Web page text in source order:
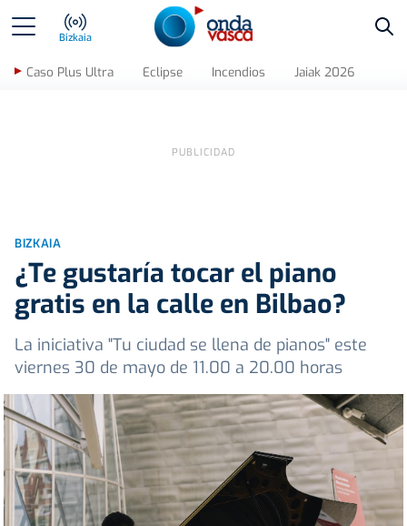
Bizkaia
Caso Plus Ultra Eclipse Incendios Jaiak 2026
BIZKAIA
¿Te gustaría tocar el piano
gratis en la calle en Bilbao?
La iniciativa "Tu ciudad se llena de pianos" este
viernes 30 de mayo de 11.00 a 20.00 horas